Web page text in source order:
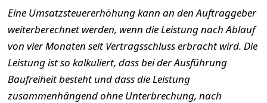
Eine Umsatzsteuererhöhung kann an den Auftraggeber
weiterberechnet werden, wenn die Leistung nach Ablauf
von vier Monaten seit Vertragsschluss erbracht wird. Die
Leistung ist so kalkuliert, dass bei der Ausführung
Baufreiheit besteht und dass die Leistung
zusammenhängend ohne Unterbrechung, nach